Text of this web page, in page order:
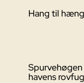
Hang til
Spurvehøgen
havens